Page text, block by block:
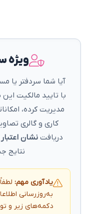
ویژه
آیا شما سردفتر یا
با تایید مالکیت
مدیریت کرده،
کاری و گالری
دریافتنشان
نتایج
یادآوری مهم:
به‌روزرسانی
دکمه‌های زیر و